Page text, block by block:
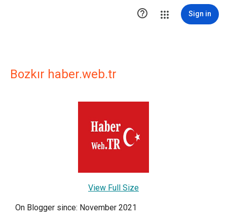
 Sign in
Bozkır haber.web.tr
View Full Size
On Blogger since: November 2021